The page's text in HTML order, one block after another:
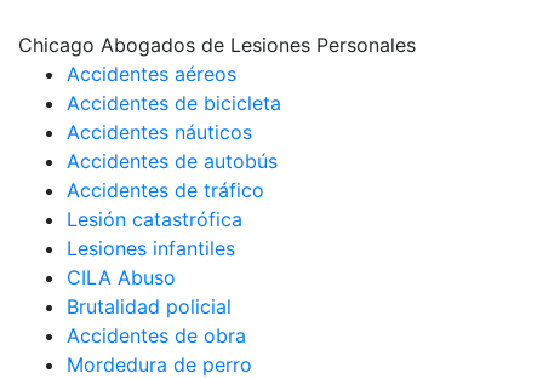
Chicago Abogados de Lesiones Personales
Accidentes aéreos
Accidentes de bicicleta
Accidentes náuticos
Accidentes de autobús
Accidentes de tráfico
Lesión catastrófica
Lesiones infantiles
CILA Abuso
Brutalidad policial
Accidentes de obra
Mordedura de perro